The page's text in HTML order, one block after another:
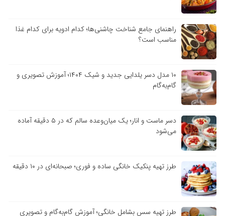
راهنمای جامع شناخت چاشنی‌ها؛ کدام ادویه برای کدام غذا
مناسب است؟
۱۰ مدل دسر یلدایی جدید و شیک ۱۴۰۴؛ آموزش تصویری و
گام‌به‌گام
دسر ماست و انار؛ یک میان‌وعده سالم که در ۵ دقیقه آماده
می‌شود
طرز تهیه پنکیک خانگی ساده و فوری؛ صبحانه‌ای در ۱۰ دقیقه
طرز تهیه سس بشامل خانگی؛ آموزش گام‌به‌گام و تصویری